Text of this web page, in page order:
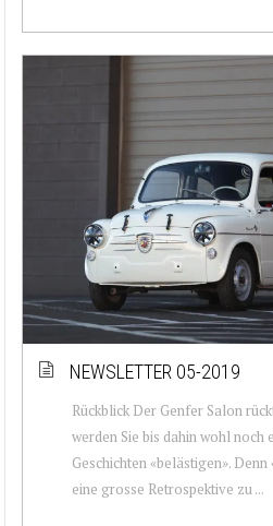
NEWSLETTER 05-2019
Rückblick Der Genfer Salon
werden Sie bis dahin wohl
Geschichten «belästigen».
eine grosse Retrospektive zu ...